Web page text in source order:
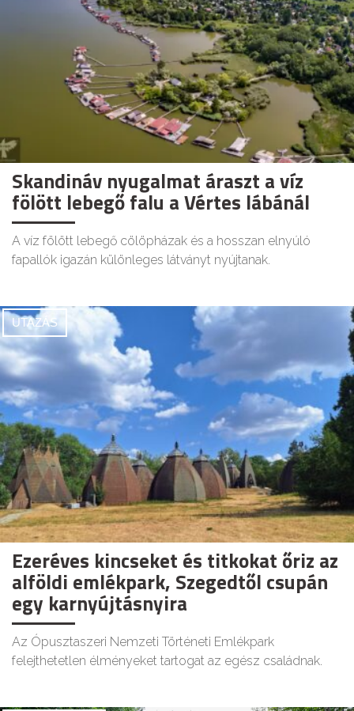
Skandináv nyugalmat áraszt a víz
fölött lebegő falu a Vértes lábánál
A víz fölött lebegő cölöpházak és a hosszan elnyúló
fapallók igazán különleges látványt nyújtanak.
UTAZÁS
Ezeréves kincseket és titkokat őriz az
alföldi emlékpark, Szegedtől csupán
egy karnyújtásnyira
Az Ópusztaszeri Nemzeti Történeti Emlékpark
felejthetetlen élményeket tartogat az egész családnak.